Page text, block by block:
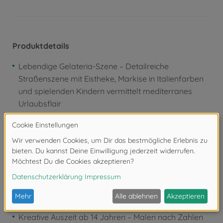
Produktdetails
Lebendige Gelateria-Szene – Detailreiche
Straßenszene mit Eistheke, Markise in Italienfarben
und spielenden Kindern vermittelt mediterranes
Urlaubsflair
Großformatige Maltafel 40 x 50 cm –
Leinwandstruktur sorgt für realistische
Tiefenwirkung und macht das Stadtmotiv zu einem
ausdrucksstarken Wandbild
36 vorgemischte Acrylfarben auf Wasserbasis –
Harmonisch abgestimmte Farbtöne ermöglichen
klare Konturen und intensive Farben ganz ohne
Farbmischen
Kreative Auszeit ab 14 Jahren – Malen nach Zahlen